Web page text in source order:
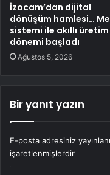
İzocam’dan dijital
dönüşüm hamlesi…
sistemi ile akıllı üretim
dönemi başladı
Ağustos 5, 2026
Bir yanıt yazın
E-posta adresiniz
işaretlenmişlerdir